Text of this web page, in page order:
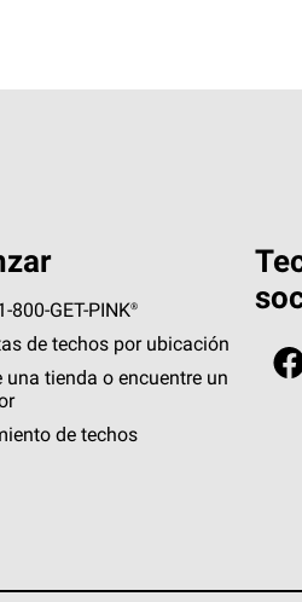
800-GET -PINK®
de techos por ubicación
una tienda o encuentre un
de techos